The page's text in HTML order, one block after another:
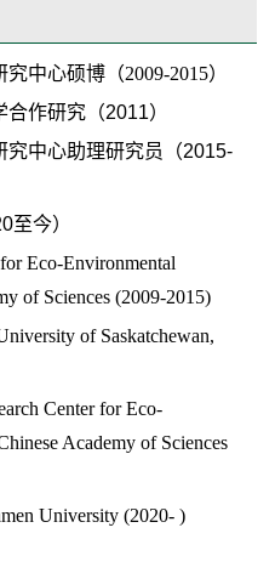
究中心硕博（2009-2015）
作研究（2011）
究中心助理研究员（2015-
至今）
Eco-Environmental
of Sciences (2009-2015)
of Saskatchewan,
Center for Eco-
Academy of Sciences
University (2020- )